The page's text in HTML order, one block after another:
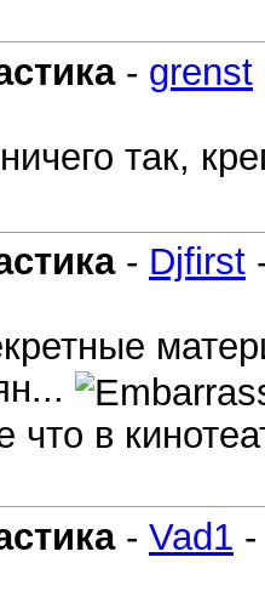
- grenst
так,
- Djfirst
что в
- Vad1